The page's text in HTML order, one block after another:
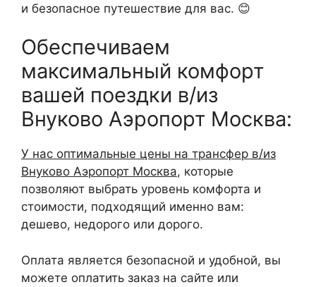
и безопасное путешествие для вас. 😊
Обеспечиваем
максимальный комфорт
вашей поездки в/из
Внуково Аэропорт Москва:
У нас оптимальные цены на трансфер в/из
Внуково Аэропорт Москва, которые
позволяют выбрать уровень комфорта и
стоимости, подходящий именно вам:
дешево, недорого или дорого.
Оплата является безопасной и удобной, вы
можете оплатить заказ на сайте или